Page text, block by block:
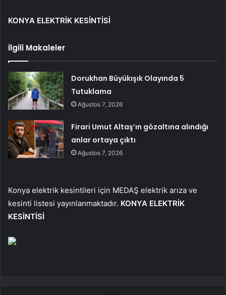
KONYA ELEKTRİK KESİNTİSİ
İlgili Makaleler
Dorukhan Büyükışık Olayında 5
Tutuklama
Ağustos 7, 2026
Firari Umut Altaş’ın gözaltına alındığı
anlar ortaya çıktı
Ağustos 7, 2026
Konya elektrik kesintileri için MEDAŞ elektrik arıza ve
kesinti listesi yayınlanmaktadır. KONYA ELEKTRİK
KESİNTİSİ